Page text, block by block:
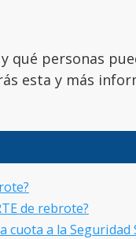
y qué personas
esta y más
de rebrote?
cuota a la Seguridad